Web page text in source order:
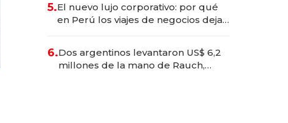
5.El nuevo lujo corporativo: por qué
en Perú los viajes de negocios dejan
en experiencias transformadoras
6.Dos argentinos levantaron US$ 6,2
millones de la mano de Rauch,